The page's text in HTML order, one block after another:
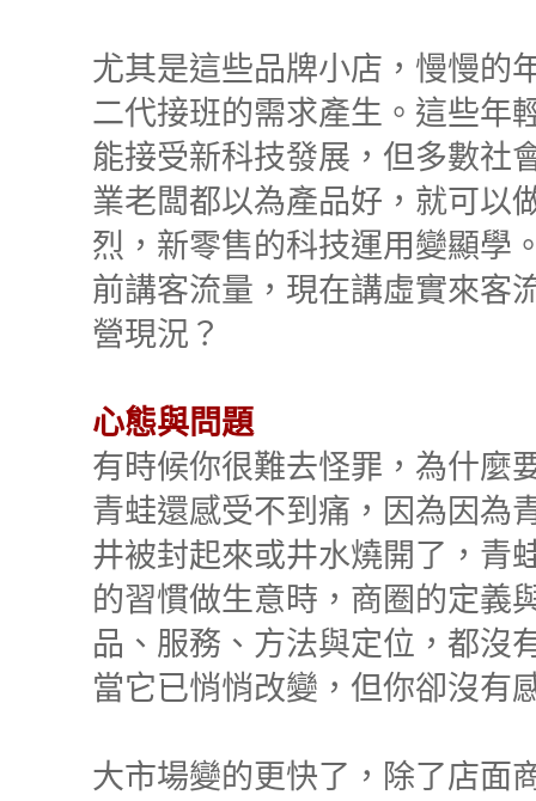
尤其是這些品牌小店，慢慢的
二代接班的需求產生。這些年
能接受新科技發展，但多數社
業老闆都以為產品好，就可以
烈，新零售的科技運用變顯學
前講客流量，現在講虛實來客
營現況？
心態與問題
有時候你很難去怪罪，為什麼
青蛙還感受不到痛，因為因為
井被封起來或井水燒開了，青
的習慣做生意時，商圈的定義
品、服務、方法與定位，都沒
當它已悄悄改變，但你卻沒有
大市場變的更快了，除了店面